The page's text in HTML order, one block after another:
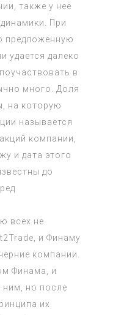
также у неё
При
предложенную
удается далеко
в
много. Доля
на которую
называется
компании,
и дата этого
до
всех не
и Финаму
компании.
Финама, и
ним, но после
их